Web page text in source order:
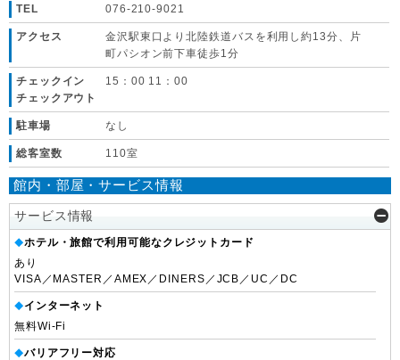
TEL 076-210-9021
アクセス
金沢駅東口より北陸鉄道バスを利用し約13分、片
町パシオン前下車徒歩1分
チェックイン
チェックアウト
15：00 11：00
駐車場 なし
総客室数 110室
館内・部屋・サービス情報
サービス情報
◆ホテル・旅館で利用可能なクレジットカード
あり
VISA／MASTER／AMEX／DINERS／JCB／UC／DC
◆インターネット
無料Wi-Fi
◆バリアフリー対応